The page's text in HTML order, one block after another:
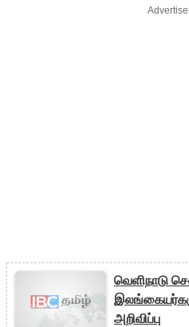
வெளிநாடு
அறிவிப்பு